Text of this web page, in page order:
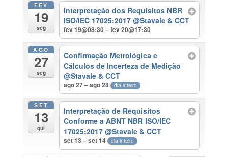
FEV
19
seg
Interpretação dos Requisitos NBR
ISO/IEC 17025:2017@Stavale & CCT
fev 19@08:30 – fev 20@17:30
AGO
27
seg
Confirmação Metrológica e
Cálculos de Incerteza de Medição
@Stavale & CCT
ago 27 – ago 28 dia inteiro
SET
13
qui
Interpretação de Requisitos
Conforme a ABNT NBR ISO/IEC
17025:2017@Stavale & CCT
set 13 – set 14 dia inteiro